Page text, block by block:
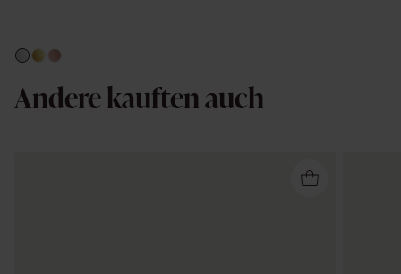
Andere kauften auch